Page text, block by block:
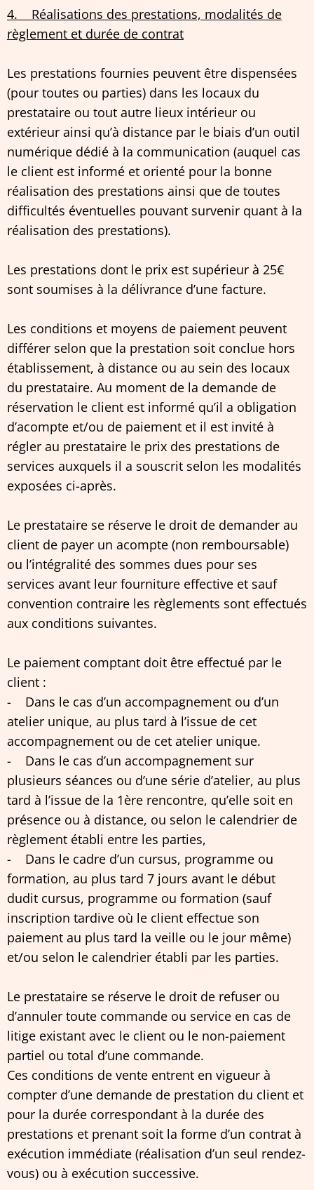
4. Réalisations des prestations, modalités de
règlement et durée de contrat
Les prestations fournies peuvent être dispensées
(pour toutes ou parties) dans les locaux du
prestataire ou tout autre lieux intérieur ou
extérieur ainsi qu’à distance par le biais d’un outil
numérique dédié à la communication (auquel cas
le client est informé et orienté pour la bonne
réalisation des prestations ainsi que de toutes
difficultés éventuelles pouvant survenir quant à la
réalisation des prestations).
Les prestations dont le prix est supérieur à 25€
sont soumises à la délivrance d’une facture.
Les conditions et moyens de paiement peuvent
différer selon que la prestation soit conclue hors
établissement, à distance ou au sein des locaux
du prestataire. Au moment de la demande de
réservation le client est informé qu’il a obligation
d’acompte et/ou de paiement et il est invité à
régler au prestataire le prix des prestations de
services auxquels il a souscrit selon les modalités
exposées ci-après.
Le prestataire se réserve le droit de demander au
client de payer un acompte (non remboursable)
ou l’intégralité des sommes dues pour ses
services avant leur fourniture effective et sauf
convention contraire les règlements sont effectués
aux conditions suivantes.
Le paiement comptant doit être effectué par le
client :
- Dans le cas d’un accompagnement ou d’un
atelier unique, au plus tard à l’issue de cet
accompagnement ou de cet atelier unique.
- Dans le cas d’un accompagnement sur
plusieurs séances ou d’une série d’atelier, au plus
tard à l’issue de la 1ère rencontre, qu’elle soit en
présence ou à distance, ou selon le calendrier de
règlement établi entre les parties,
- Dans le cadre d’un cursus, programme ou
formation, au plus tard 7 jours avant le début
dudit cursus, programme ou formation (sauf
inscription tardive où le client effectue son
paiement au plus tard la veille ou le jour même)
et/ou selon le calendrier établi par les parties.
Le prestataire se réserve le droit de refuser ou
d’annuler toute commande ou service en cas de
litige existant avec le client ou le non-paiement
partiel ou total d’une commande.
Ces conditions de vente entrent en vigueur à
compter d’une demande de prestation du client et
pour la durée correspondant à la durée des
prestations et prenant soit la forme d’un contrat à
exécution immédiate (réalisation d’un seul rendez-
vous) ou à exécution successive.